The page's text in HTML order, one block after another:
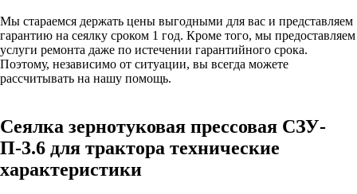
Мы стараемся держать цены выгодными для вас и представляем
гарантию на сеялку сроком 1 год. Кроме того, мы предоставляем
услуги ремонта даже по истечении гарантийного срока.
Поэтому, независимо от ситуации, вы всегда можете
рассчитывать на нашу помощь.
Сеялка зернотуковая прессовая СЗУ-
П-3.6 для трактора технические
характеристики